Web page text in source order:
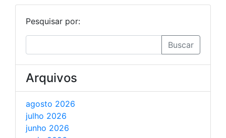
Pesquisar por:
Buscar
Arquivos
agosto 2026
julho 2026
junho 2026